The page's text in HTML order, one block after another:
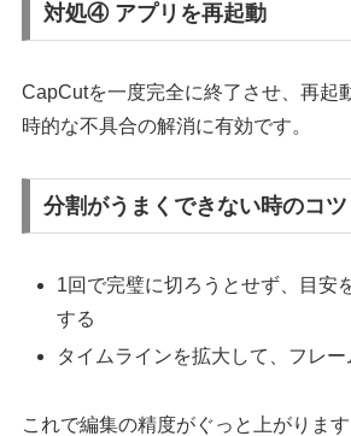
対処④ アプリを再起動
CapCutを一度完全に終了させ、再起
時的な不具合の解消に有効です。
分割がうまくできない時のコツ
1回で完璧に切ろうとせず、目安
する
タイムラインを拡大して、フレ
これで編集の精度がぐっと上がります